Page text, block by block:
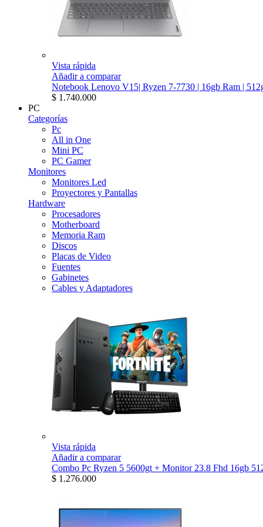
Vista rápida
Añadir a comparar
Notebook Lenovo V15| Ryzen 7-7730 | 16gb Ram |
$ 1.740.000
PC
Categorías
Pc
All in One
Mini PC
PC Gamer
Monitores
Monitores Led
Proyectores y Pantallas
Hardware
Procesadores
Motherboard
Memoria Ram
Discos
Placas de Video
Fuentes
Gabinetes
Cables y Adaptadores
Vista rápida
Añadir a comparar
Combo Pc Ryzen 5 5600gt + Monitor 23.8 Fhd 16gb
$ 1.276.000